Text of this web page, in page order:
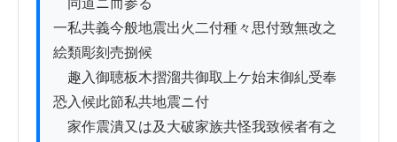
一私共義今般地震出火二付種々思付致無改之
絵類彫刻売捌候
趣入御聴板木摺溜共御取上ケ始末御糺受奉
恐入候此節私共地震ニ付
家作震潰又は及大破家族共怪我致候者有之